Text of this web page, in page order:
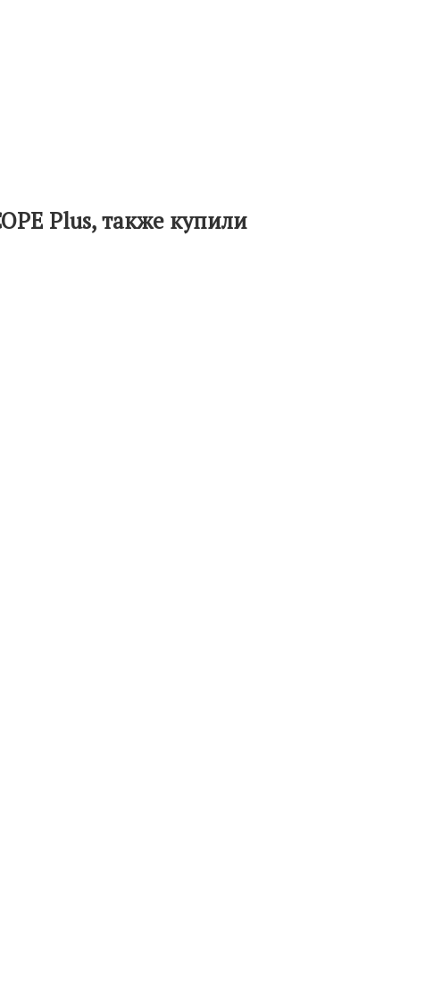
Plus, также купили